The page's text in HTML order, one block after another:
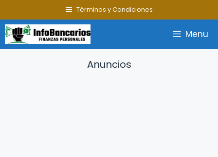
al
contenido
Términos y Condiciones
Menu
Anuncios